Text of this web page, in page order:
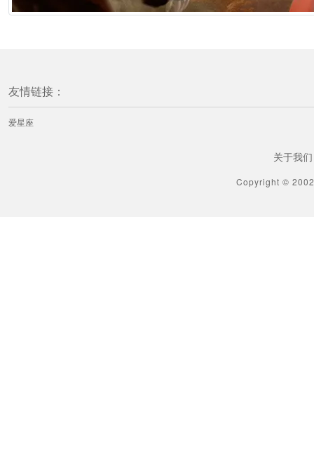
友情链接：
爱星座
关于我们
Copyright ©